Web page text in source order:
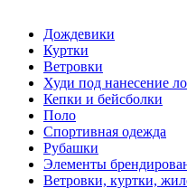
Дождевики
Куртки
Ветровки
Худи под нанесение
Кепки и бейсболки
Поло
Спортивная одежда
Рубашки
Элементы
Ветровки, куртки,